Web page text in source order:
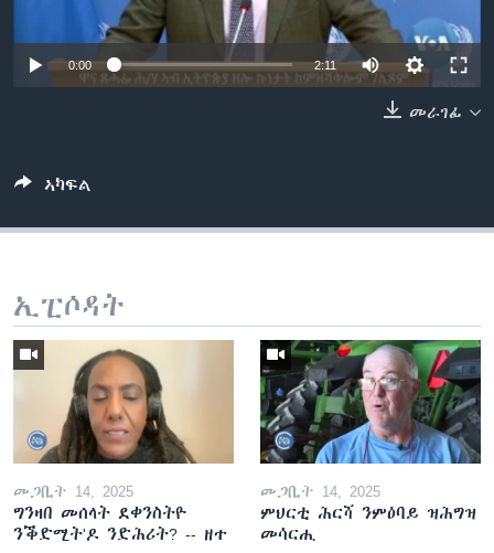
ቂሔ ጽልሚ
ቋንቋታት
0:00 2:11
መራገፊ
ኣካፍል
ኢፒሶዳት
መጋቢት 14, 2025
ግንዛበ መሰላት ደቀንስትዮ
ንቕድሚት'ዶ ንድሕሪት? -- ዘተ
መጋቢት 14, 2025
ምህርቲ ሕርሻ ንምዕባይ ዝሕግዝ
መሳርሒ